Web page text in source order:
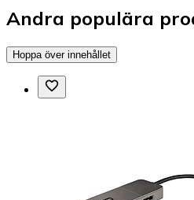
Andra populära
Hoppa över innehållet